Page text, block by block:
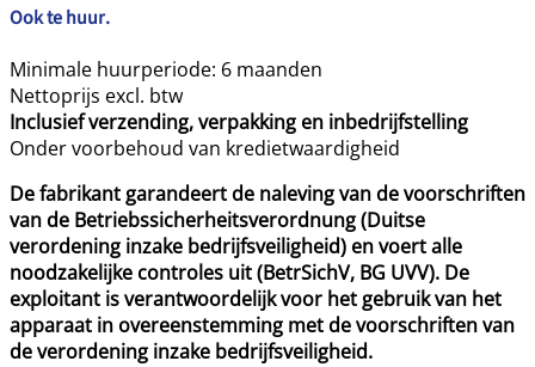
Ook te huur.
Minimale huurperiode: 6 maanden
Nettoprijs excl. btw
Inclusief verzending, verpakking en inbedrijfstelling
Onder voorbehoud van kredietwaardigheid
De fabrikant garandeert de naleving van de voorschriften
van de Betriebssicherheitsverordnung (Duitse
verordening inzake bedrijfsveiligheid) en voert alle
noodzakelijke controles uit (BetrSichV, BG UVV). De
exploitant is verantwoordelijk voor het gebruik van het
apparaat in overeenstemming met de voorschriften van
de verordening inzake bedrijfsveiligheid.